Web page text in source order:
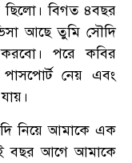
ছিলো। বিগত ৪বছর
আছে তুমি সৌদি
পরে কবির
নেয় এবং
নিয়ে আমাকে এক
বছর আগে আমাকে